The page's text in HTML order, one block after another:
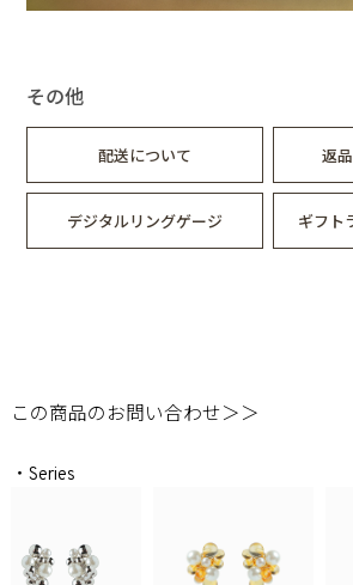
その他
配送について 返
デジタルリングゲージ ギフト
この商品のお問い合わせ＞＞
・Series